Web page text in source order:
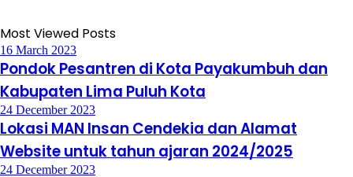
Most Viewed Posts
16 March 2023
Pondok Pesantren di Kota Payakumbuh dan
Kabupaten Lima Puluh Kota
24 December 2023
Lokasi MAN Insan Cendekia dan Alamat
Website untuk tahun ajaran 2024/2025
24 December 2023